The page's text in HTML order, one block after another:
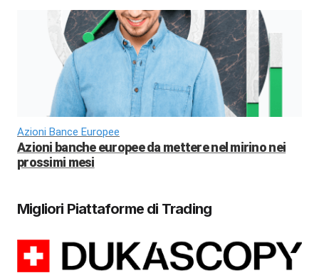
Azioni Bance Europee
Azioni banche europee da mettere nel mirino nei
prossimi mesi
Migliori Piattaforme di Trading